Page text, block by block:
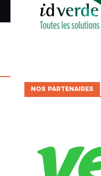
NOS PARTENAIRES